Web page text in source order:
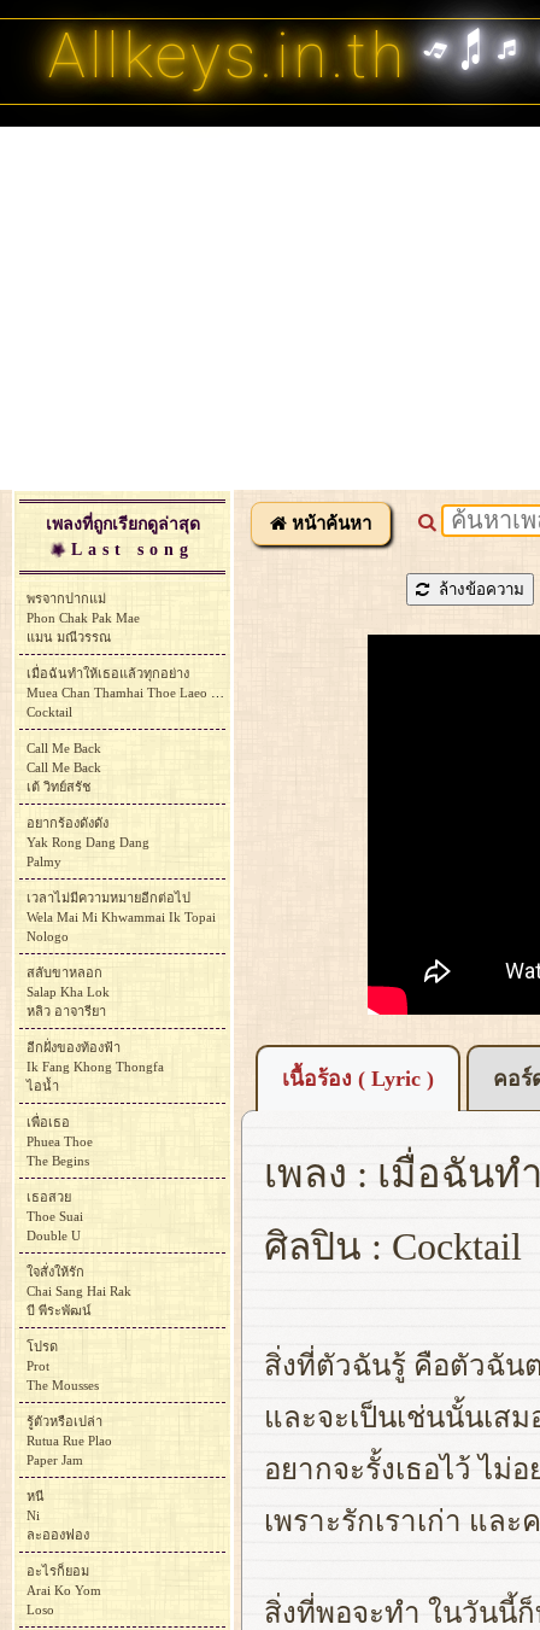
Allkeys.in.th
หน้าค้นหา
ล้างข้อความ
เนื้อร้อง ( Lyric ) คอร์
เพลง : เมื่อฉันท
ศิลปิน : Cocktail
สิ่งที่ตัวฉันรู้ คือตัวฉัน
และจะเป็นเช่นนั้นเส
อยากจะรั้งเธอไว้ ไม่
เพราะรักเราเก่า และ
สิ่งที่พอจะทำ ในวันนี้
เพลงที่ถูกเรียกดูล่าสุด
Last song
พรจากปากแม่
Phon Chak Pak Mae
แมน มณีวรรณ
เมื่อฉันทำให้เธอแล้วทุกอย่าง
Muea Chan Thamhai Thoe Laeo Thuk Yang
Cocktail
Call Me Back
Call Me Back
เต้ วิทย์สรัช
อยากร้องดังดัง
Yak Rong Dang Dang
Palmy
เวลาไม่มีความหมายอีกต่อไป
Wela Mai Mi Khwammai Ik Topai
Nologo
สลับขาหลอก
Salap Kha Lok
หลิว อาจารียา
อีกฝั่งของท้องฟ้า
Ik Fang Khong Thongfa
ไอน้ำ
เพื่อเธอ
Phuea Thoe
The Begins
เธอสวย
Thoe Suai
Double U
ใจสั่งให้รัก
Chai Sang Hai Rak
บี พีระพัฒน์
โปรด
Prot
The Mousses
รู้ตัวหรือเปล่า
Rutua Rue Plao
Paper Jam
หนี
Ni
ละอองฟอง
อะไรก็ยอม
Arai Ko Yom
Loso